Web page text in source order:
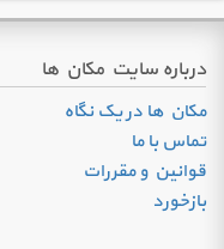
درباره سایت مکان ها
مکان ها در یک نگاه
تماس با ما
قوانین و مقررات
بازخورد